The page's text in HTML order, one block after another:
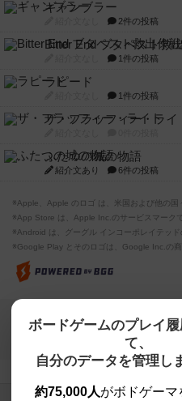
ギャンブラー
2件の投稿
Bitter End ブタペスト救
1件の投稿
ラピード
1件の投稿
ザ・フラッフィー・ライ
ふたつの城の物語
紹介文あり 6件の投稿
※Apple、Apple のロゴ は、米国および他の国
※App Store は、Apple Inc.のサービスマークで
※Android は、グーグル インコーポレイテッド
※Google Play とそのロゴは、Google Inc.の商
ボードゲームのプレイ
て、
自分のデータを管理し
約75,000人がボドゲーマ
【ボドゲーマ】ボード